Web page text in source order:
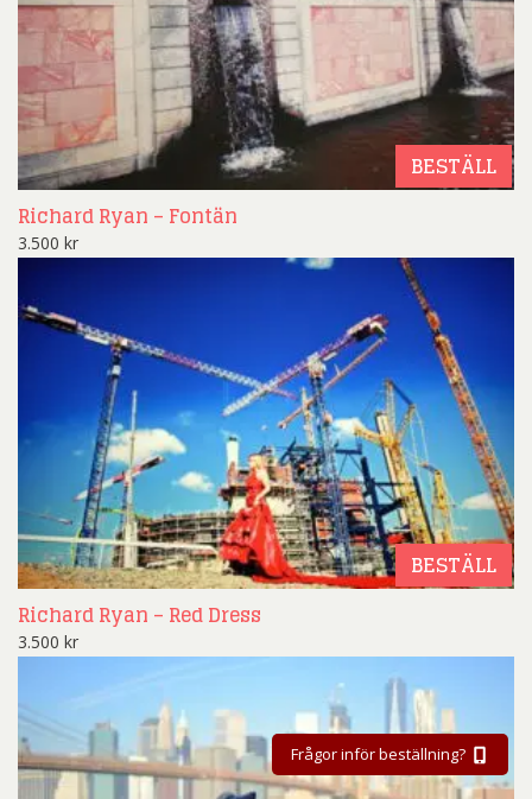
BESTÄLL
Richard Ryan – Fontän
3.500 kr
BESTÄLL
Richard Ryan – Red Dress
3.500 kr
Frågor inför beställning?